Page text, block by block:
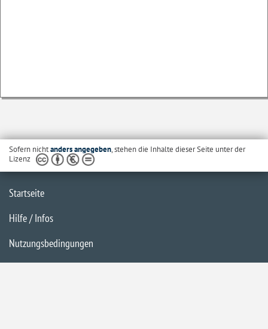
Sofern nichtanders angegeben, stehen die Inhalte dieser Seite unter der
Lizenz
Startseite
Hilfe / Infos
Nutzungsbedingungen